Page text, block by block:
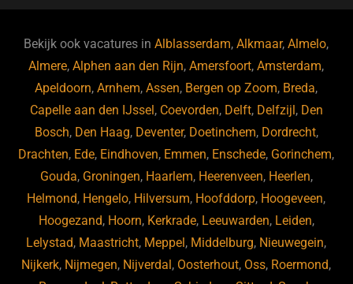
b
o
o
k
d
s
a
m
ky dI
n
Bekijk ook vacatures inAlblasserdam,Alkmaar,Almelo,
Almere,Alphen aan den Rijn,Amersfoort,Amsterdam,
Apeldoorn,Arnhem,Assen, Bergen op Zoom, Breda,
Capelle aan den IJssel , Coevorden, Delft, Delfzijl , Den
Bosch, Den Haag, Deventer, Doetinchem, Dordrecht,
Drachten, Ede, Eindhoven, Emmen, Enschede, Gorinchem,
Gouda, Groningen, Haarlem, Heerenveen, Heerlen,
Helmond, Hengelo, Hilversum, Hoofddorp, Hoogeveen,
Hoogezand, Hoorn, Kerkrade, Leeuwarden, Leiden,
Lelystad, Maastricht, Meppel , Middelburg, Nieuwegein,
Nijkerk, Nijmegen, Nijverdal , Oosterhout, Oss, Roermond,